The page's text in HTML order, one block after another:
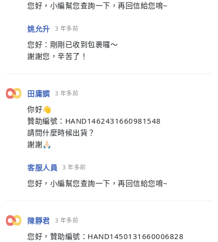
您好，小編幫您查詢一下，再回信給您唷~
姚允升 3 年多前
您好：剛剛已收到包裹囉～
謝謝您，辛苦了！
田庸譔 3 年多前
你好👋
贊助編號：HAND1462431660981548
請問什麼時候出貨？
謝謝🙏🏻
客服人員 3 年多前
您好，小編幫您查詢一下，再回信給您唷~
陳靜君 3 年多前
您好，贊助編號：HAND1450131660006828